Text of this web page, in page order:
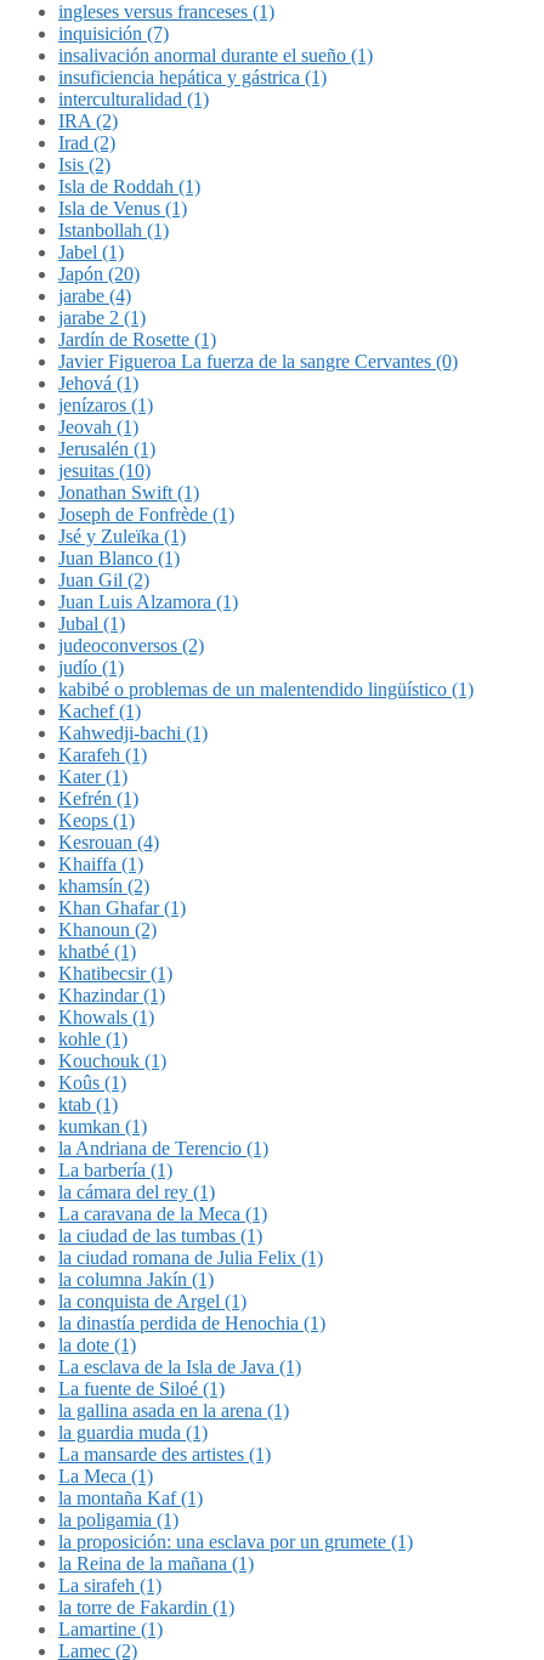
ingleses versus franceses (1)
inquisición (7)
insalivación anormal durante el sueño (1)
insuficiencia hepática y gástrica (1)
interculturalidad (1)
IRA (2)
Irad (2)
Isis (2)
Isla de Roddah (1)
Isla de Venus (1)
Istanbollah (1)
Jabel (1)
Japón (20)
jarabe (4)
jarabe 2 (1)
Jardín de Rosette (1)
Javier Figueroa La fuerza de la sangre Cervantes (0)
Jehová (1)
jenízaros (1)
Jeovah (1)
Jerusalén (1)
jesuitas (10)
Jonathan Swift (1)
Joseph de Fonfrède (1)
Jsé y Zuleïka (1)
Juan Blanco (1)
Juan Gil (2)
Juan Luis Alzamora (1)
Jubal (1)
judeoconversos (2)
judío (1)
kabibé o problemas de un malentendido lingüístico (1)
Kachef (1)
Kahwedji-bachi (1)
Karafeh (1)
Kater (1)
Kefrén (1)
Keops (1)
Kesrouan (4)
Khaiffa (1)
khamsín (2)
Khan Ghafar (1)
Khanoun (2)
khatbé (1)
Khatibecsir (1)
Khazindar (1)
Khowals (1)
kohle (1)
Kouchouk (1)
Koûs (1)
ktab (1)
kumkan (1)
la Andriana de Terencio (1)
La barbería (1)
la cámara del rey (1)
La caravana de la Meca (1)
la ciudad de las tumbas (1)
la ciudad romana de Julia Felix (1)
la columna Jakín (1)
la conquista de Argel (1)
la dinastía perdida de Henochia (1)
la dote (1)
La esclava de la Isla de Java (1)
La fuente de Siloé (1)
la gallina asada en la arena (1)
la guardia muda (1)
La mansarde des artistes (1)
La Meca (1)
la montaña Kaf (1)
la poligamia (1)
la proposición: una esclava por un grumete (1)
la Reina de la mañana (1)
La sirafeh (1)
la torre de Fakardin (1)
Lamartine (1)
Lamec (2)